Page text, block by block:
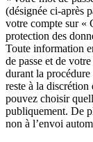
(désignée ci-après
votre compte sur «
protection des
Toute information
de passe et de
durant la
reste à la
pouvez choisir
publiquement. De
non à l’envoi